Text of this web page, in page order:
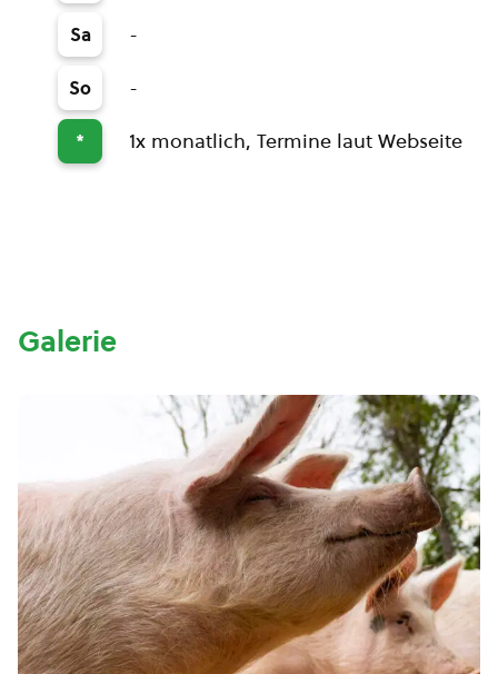
Sa -
So -
* 1x monatlich, Termine laut Webseite
Galerie